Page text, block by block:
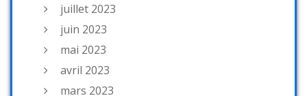
juillet 2023
juin 2023
mai 2023
avril 2023
mars 2023